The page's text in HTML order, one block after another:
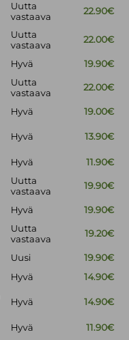
Uutta
vastaava
22.90€
Uutta
vastaava
22.00€
Hyvä 19.90€
Uutta
vastaava
22.00€
Hyvä
19.00€
Hyvä 13.90€
Hyvä 11.90€
Uutta
vastaava
19.90€
Hyvä 19.90€
Uutta
vastaava
19.20€
Uusi
19.90€
Hyvä
14.90€
Hyvä 14.90€
Hyvä 11.90€